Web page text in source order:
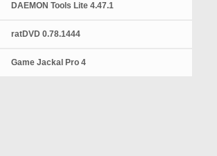
DAEMON Tools Lite 4.47.1
ratDVD 0.78.1444
Game Jackal Pro 4